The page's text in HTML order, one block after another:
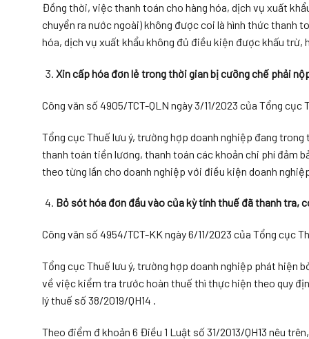
Đồng thời, việc thanh toán cho hàng hóa, dịch vụ xuất
chuyển ra nước ngoài) không được coi là hình thức thanh
hóa, dịch vụ xuất khẩu không đủ điều kiện được khấu trừ,
Xin cấp hóa đơn lẻ trong thời gian bị cưỡng chế phải
Công văn số 4905/TCT-QLN ngày 3/11/2023 của Tổng
Tổng cục Thuế lưu ý, trường hợp doanh nghiệp đang
thanh toán tiền lương, thanh toán các khoản chi phí đảm
theo từng lần cho doanh nghiệp với điều kiện doanh
Bỏ sót hóa đơn đầu vào của kỳ tính thuế đã thanh tra,
Công văn số 4954/TCT-KK ngày 6/11/2023 của Tổng cục
Tổng cục Thuế lưu ý, trường hợp doanh nghiệp phát hiện
về việc kiểm tra trước hoàn thuế thì thực hiện theo quy
lý thuế số 38/2019/QH14 .
Theo điểm đ khoản 6 Điều 1 Luật số 31/2013/QH13 nêu